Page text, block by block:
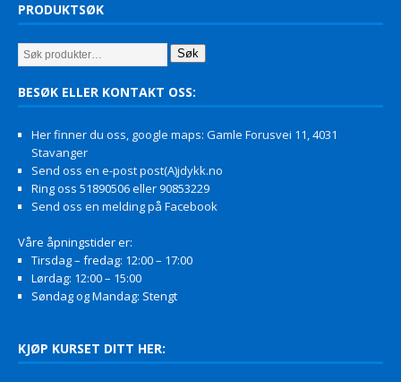
PRODUKTSØK
Søk
BESØK ELLER KONTAKT OSS:
Her finner du oss, google maps: Gamle Forusvei 11, 4031
Stavanger
Send oss en e-post post(A)jdykk.no
Ring oss 51890506 eller 90853229
Send oss en melding på Facebook
Våre åpningstider er:
Tirsdag – fredag: 12:00 – 17:00
Lørdag: 12:00 – 15:00
Søndag og Mandag: Stengt
KJØP KURSET DITT HER: